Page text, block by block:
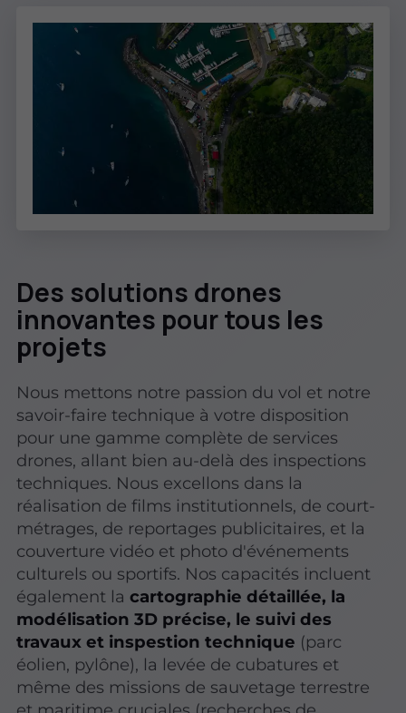
Des solutions drones
innovantes pour tous les
projets
Nous mettons notre passion du vol et notre
savoir-faire technique à votre disposition
pour une gamme complète de services
drones, allant bien au-delà des inspections
techniques. Nous excellons dans la
réalisation de films institutionnels, de court-
métrages, de reportages publicitaires, et la
couverture vidéo et photo d'événements
culturels ou sportifs. Nos capacités incluent
également lacartographie détaillée, la
modélisation 3D précise, le suivi des
travaux et inspestion technique (parc
éolien, pylône), la levée de cubatures et
même des missions de sauvetage terrestre